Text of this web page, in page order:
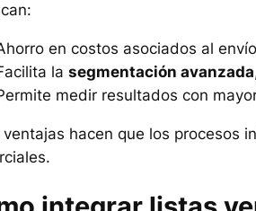
en costos asociados al
la segmentación avanzada
medir resultados con
ventajas hacen que los procesos